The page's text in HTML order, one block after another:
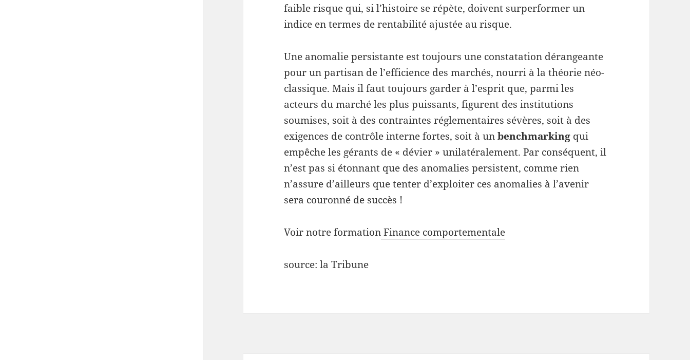
faible risque qui, si l’histoire se répète, doivent surperformer un
indice en termes de rentabilité ajustée au risque.
Une anomalie persistante est toujours une constatation dérangeante
pour un partisan de l’efficience des marchés, nourri à la théorie néo-
classique. Mais il faut toujours garder à l’esprit que, parmi les
acteurs du marché les plus puissants, figurent des institutions
soumises, soit à des contraintes réglementaires sévères, soit à des
exigences de contrôle interne fortes, soit à unbenchmarking qui
empêche les gérants de « dévier » unilatéralement. Par conséquent, il
n’est pas si étonnant que des anomalies persistent, comme rien
n’assure d’ailleurs que tenter d’exploiter ces anomalies à l’avenir
sera couronné de succès !
Voir notre formationFinance comportementale
source: la Tribune